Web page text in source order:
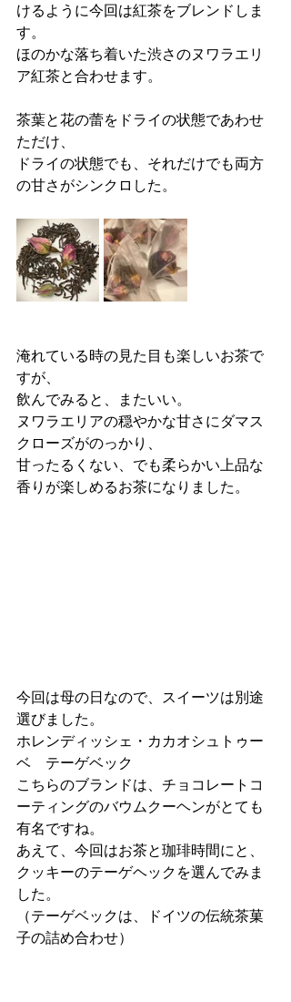
けるように今回は紅茶をブレンドしま
す。
ほのかな落ち着いた渋さのヌワラエリ
ア紅茶と合わせます。
茶葉と花の蕾をドライの状態であわせ
ただけ、
ドライの状態でも、それだけでも両方
の甘さがシンクロした。
淹れている時の見た目も楽しいお茶で
すが、
飲んでみると、またいい。
ヌワラエリアの穏やかな甘さにダマス
クローズがのっかり、
甘ったるくない、でも柔らかい上品な
香りが楽しめるお茶になりました。
今回は母の日なので、スイーツは別途
選びました。
ホレンディッシェ・カカオシュトゥー
ベ　テーゲベック
こちらのブランドは、チョコレートコ
ーティングのバウムクーヘンがとても
有名ですね。
あえて、今回はお茶と珈琲時間にと、
クッキーのテーゲヘックを選んでみま
した。
（テーゲベックは、ドイツの伝統茶菓
子の詰め合わせ）